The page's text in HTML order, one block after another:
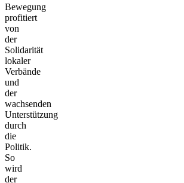
Bewegung
profitiert
von
der
Solidarität
lokaler
Verbände
und
der
wachsenden
Unterstützung
durch
die
Politik.
So
wird
der